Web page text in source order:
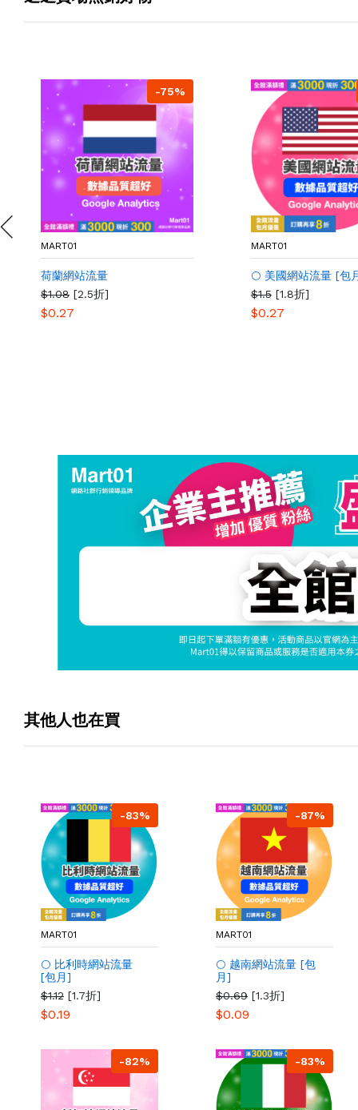
-75%
MART01
荷蘭網站流量
$1.08 [2.5折]
$0.27
MART01
🌕 美國網站流量 [包
$1.5 [1.8折]
$0.27
其他人也在買
-83%
MART01
🌕 比利時網站流量
[包月]
$1.12 [1.7折]
$0.19
-87%
MART01
🌕 越南網站流量 [包
月]
$0.69 [1.3折]
$0.09
-82% -83%